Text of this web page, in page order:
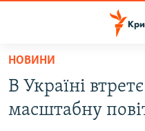
Перейти
основного
матеріалу
ВОДА.КРИМ
ВІДЕО ТА ФОТО
НОВИНИ
В Україні
масштабну